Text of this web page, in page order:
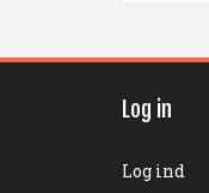
Log in
Log ind